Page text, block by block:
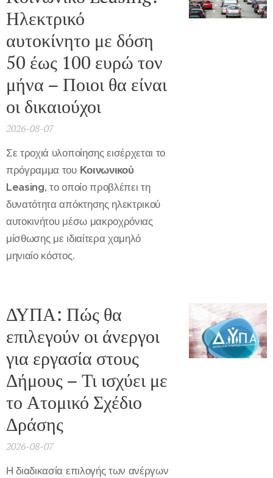
Ηλεκτρικό
αυτοκίνητο με δόση
50 έως 100 ευρώ τον
μήνα – Ποιοι θα είναι
οι δικαιούχοι
2026-08-07
Σε τροχιά υλοποίησης εισέρχεται το
πρόγραμμα του Κοινωνικού
Leasing, το οποίο προβλέπει τη
δυνατότητα απόκτησης ηλεκτρικού
αυτοκινήτου μέσω μακροχρόνιας
μίσθωσης με ιδιαίτερα χαμηλό
μηνιαίο κόστος.
ΔΥΠΑ: Πώς θα
επιλεγούν οι άνεργοι
για εργασία στους
Δήμους – Τι ισχύει με
το Ατομικό Σχέδιο
Δράσης
2026-08-07
Η διαδικασία επιλογής των ανέργων